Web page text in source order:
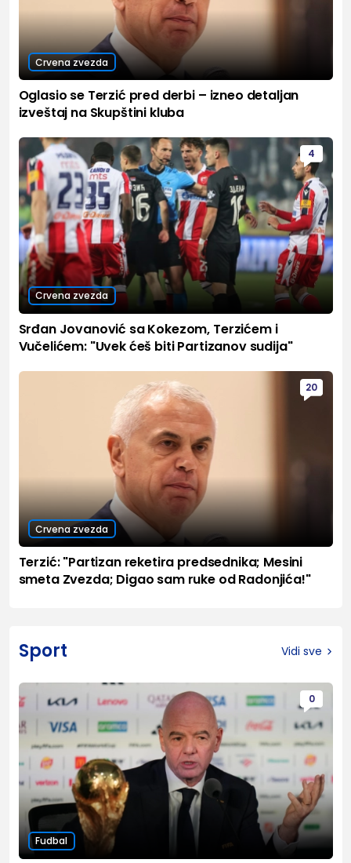
Crvena zvezda
Oglasio se Terzić pred derbi – izneo detaljan
izveštaj na Skupštini kluba
4
Crvena zvezda
Srđan Jovanović sa Kokezom, Terzićem i
Vučelićem: "Uvek ćeš biti Partizanov sudija"
20
Crvena zvezda
Terzić: "Partizan reketira predsednika; Mesini
smeta Zvezda; Digao sam ruke od Radonjića!"
Sport Vidi sve
0
Fudbal